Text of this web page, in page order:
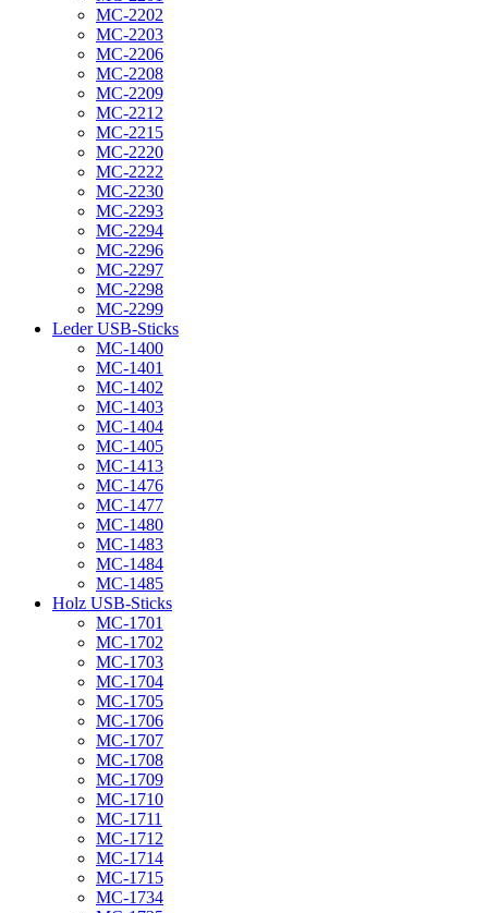
MC-2202
MC-2203
MC-2206
MC-2208
MC-2209
MC-2212
MC-2215
MC-2220
MC-2222
MC-2230
MC-2293
MC-2294
MC-2296
MC-2297
MC-2298
MC-2299
Leder USB-Sticks
MC-1400
MC-1401
MC-1402
MC-1403
MC-1404
MC-1405
MC-1413
MC-1476
MC-1477
MC-1480
MC-1483
MC-1484
MC-1485
Holz USB-Sticks
MC-1701
MC-1702
MC-1703
MC-1704
MC-1705
MC-1706
MC-1707
MC-1708
MC-1709
MC-1710
MC-1711
MC-1712
MC-1714
MC-1715
MC-1734